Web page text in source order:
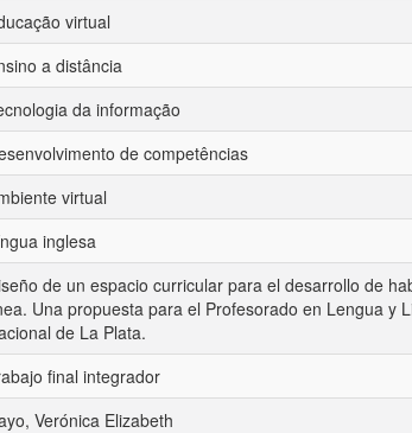
virtual
a distância
da informação
de competências
virtual
inglesa
de un espacio curricular para el desarrollo de
Una propuesta para el Profesorado en Lengua y
de La Plata.
final integrador
Verónica Elizabeth